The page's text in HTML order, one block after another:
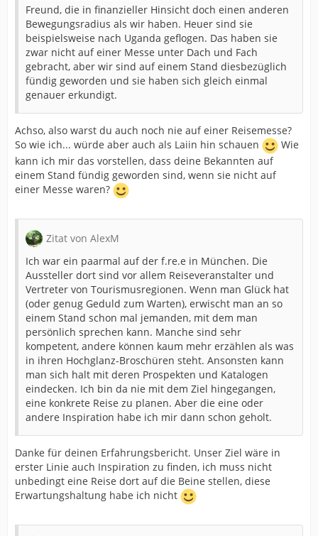
deutschen Tourismusverbänden. Einige ausländische
Touristiker sind zwar auch dort, aber ich würde
behaupten, das waren nicht sooo viele.
CMT Stuttgart- Einmal hatte ich dort einen Vortrag und
konnte den Rest der Zeit nutzen, mir die Messe
anzuschauen. Ist gerade einmal vier Jahre her und ich
kann mich kaum noch erinnern. Scheint mich nicht so
umgehauen zu haben. Aber es war viel und voll. Das
weiß ich noch.
Caravan Salon Austria in Wels - Kleine Campingmesse,
die aber gut besucht war und auch einiges zu bieten
hatte. Eine längere Anreise ist aber vermutlich zu
halten.
Caravan Salon Düsseldorf
Dingen sehr fahrzeug- und techniklastig. Hier geht es
weniger um Länder und Regionen, auch wenn diese
vereinzelt anwesend sind.
Womit wir dann auch schon zu der wichtigsten
Empfehlung kommen: Schau dir vorher auf den
Webseiten an, welche Aussteller vertreten sind und ob
sie deinen Interessen entsprechen.
Freund, die in finanzieller Hinsicht doch einen anderen
Bewegungsradius als wir haben. Heuer sind sie
beispielsweise nach Uganda geflogen. Das haben sie
zwar nicht auf einer Messe unter Dach und Fach
gebracht, aber wir sind auf einem Stand diesbezüglich
fündig geworden und sie haben sich gleich einmal
genauer erkundigt.
Achso, also warst du auch noch nie auf einer Reisemesse?
So wie ich... würde aber auch als Laiin hin schauen
Wie
kann ich mir das vorstellen, dass deine Bekannten auf
einem Stand fündig geworden sind, wenn sie nicht auf
einer Messe waren?
Zitat von AlexM
Ich war ein paarmal auf der f.re.e in München. Die
Aussteller dort sind vor allem Reiseveranstalter und
Vertreter von Tourismusregionen. Wenn man Glück hat
(oder genug Geduld zum Warten), erwischt man an so
einem Stand schon mal jemanden, mit dem man
persönlich sprechen kann. Manche sind sehr
kompetent, andere können kaum mehr erzählen als was
in ihren Hochglanz-Broschüren steht. Ansonsten kann
man sich halt mit deren Prospekten und Katalogen
eindecken. Ich bin da nie mit dem Ziel hingegangen,
eine konkrete Reise zu planen. Aber die eine oder
andere Inspiration habe ich mir dann schon geholt.
Danke für deinen Erfahrungsbericht. Unser Ziel wäre in
erster Linie auch Inspiration zu finden, ich muss nicht
unbedingt eine Reise dort auf die Beine stellen, diese
Erwartungshaltung habe ich nicht